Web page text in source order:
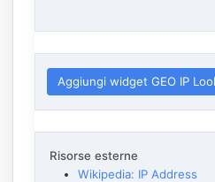
Aggiungi widget GEO IP
Risorse esterne
Wikipedia: IP Address